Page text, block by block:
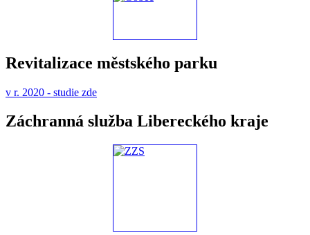
Revitalizace městského parku
v r. 2020 - studie zde
Záchranná služba Libereckého kraje